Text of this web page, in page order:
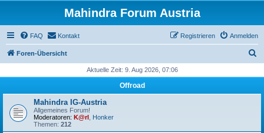
Mahindra Forum Austria
FAQ Kontakt Anmelden
Registrieren
Foren-Übersicht
h
Aktuelle Zeit: 9. Aug 2026, 07:06
Offroad
Mahindra IG-Austria
Allgemeines Forum!
Moderatoren: K@rl Honker
Themen: 212